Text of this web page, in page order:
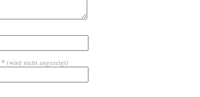
*(wird nicht angezeigt)